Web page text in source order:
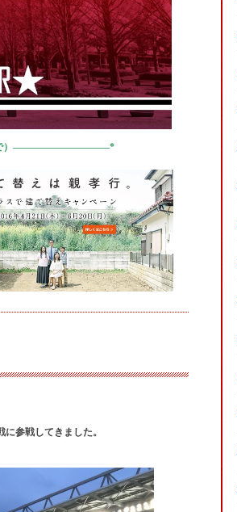
まで）——————————*
参戦してきました。